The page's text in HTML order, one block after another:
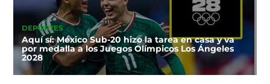
DEPORTES
Aquí sí: México Sub-20 hizo la tarea en casa y va
por medalla a los Juegos Olímpicos Los Ángeles
2028